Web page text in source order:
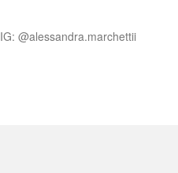
IG: @alessandra.marchettii